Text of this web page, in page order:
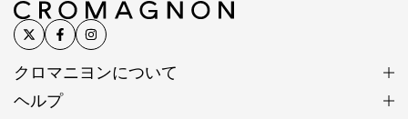
クロマニヨンについて
ヘルプ